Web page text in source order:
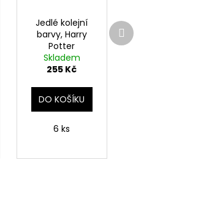
Jedlé kolejní
barvy, Harry
Potter
Skladem
255 Kč
DO KOŠÍKU
6 ks
Další
produkt